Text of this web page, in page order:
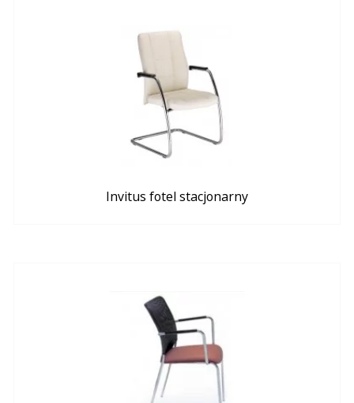
Invitus fotel stacjonarny